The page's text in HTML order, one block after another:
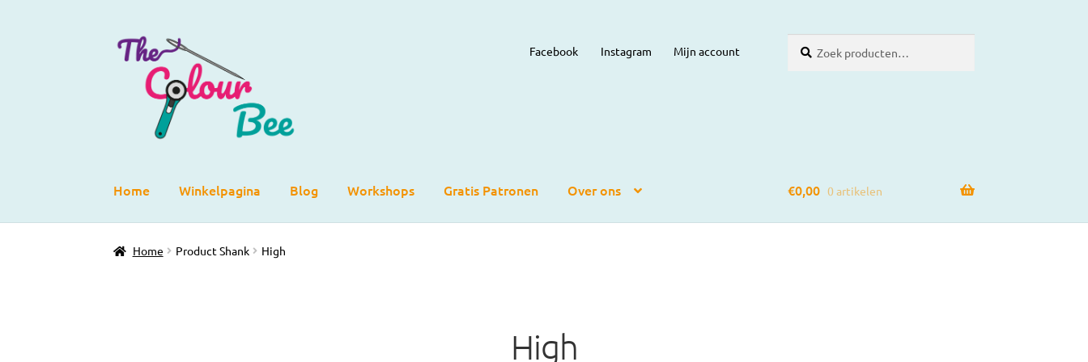
Ga
door
navigatie
Ga
direct
Facebook Instagram Mijn account
naar:
Home Winkelpagina Blog Workshops Gratis Patronen Over ons €0,00 0 artikelen
Home Product Shank High
High